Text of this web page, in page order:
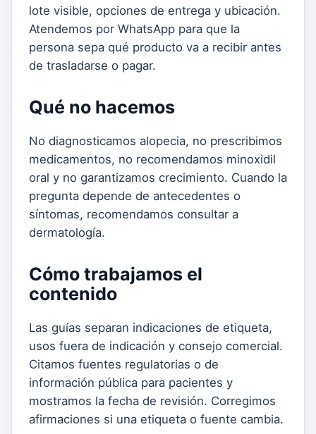
lote visible, opciones de entrega y ubicación.
Atendemos por WhatsApp para que la
persona sepa qué producto va a recibir antes
de trasladarse o pagar.
Qué no hacemos
No diagnosticamos alopecia, no prescribimos
medicamentos, no recomendamos minoxidil
oral y no garantizamos crecimiento. Cuando la
pregunta depende de antecedentes o
síntomas, recomendamos consultar a
dermatología.
Cómo trabajamos el
contenido
Las guías separan indicaciones de etiqueta,
usos fuera de indicación y consejo comercial.
Citamos fuentes regulatorias o de
información pública para pacientes y
mostramos la fecha de revisión. Corregimos
afirmaciones si una etiqueta o fuente cambia.